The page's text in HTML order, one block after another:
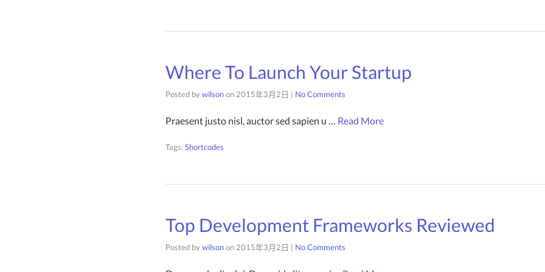
Where To Launch Your Startup
Posted bywilsonon2015年3月2日 | No Comments
Praesent justo nisl, auctor sed sapien u … Read More
Tags:Shortcodes
Top Development Frameworks Reviewed
Posted bywilsonon2015年3月2日 | No Comments